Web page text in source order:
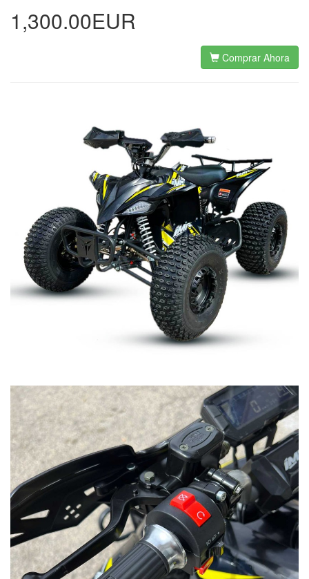
1,300.00EUR
Comprar Ahora